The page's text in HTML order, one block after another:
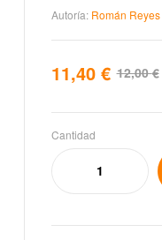
Autoría: Román Reyes
12,00€
11,40 €
Cantidad